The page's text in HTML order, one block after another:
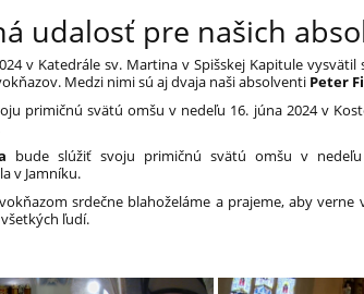
udalosť pre našich
v Katedrále sv. Martina v Spišskej Kapitule
Medzi nimi sú aj dvaja naši absolventi Peter
primičnú svätú omšu v nedeľu 16. júna 2024 v
bude slúžiť svoju primičnú svätú omšu v
v Jamníku.
srdečne blahoželáme a prajeme, aby
ľudí.